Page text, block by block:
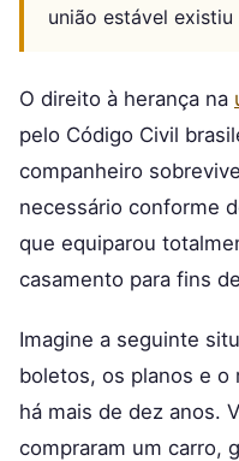
união estável
O direito à herança na
pelo Código Civil
companheiro
necessário conforme
que equiparou
casamento para fins
Imagine a seguinte
boletos, os planos e o
há mais de dez anos.
compraram um carro,